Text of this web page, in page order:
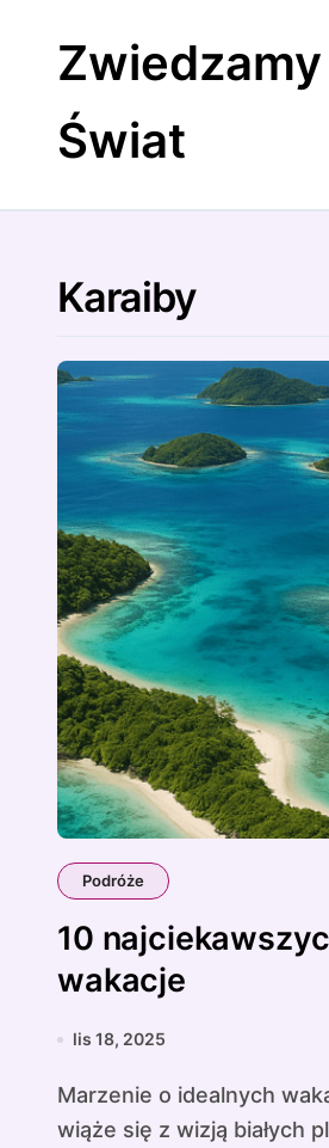
contentZwiedzamy
Świat
Karaiby
Podróże
10
wakacje
lis 18, 2025
Marzenie o idealnych wakacjach często
wiąże się z wizją białych